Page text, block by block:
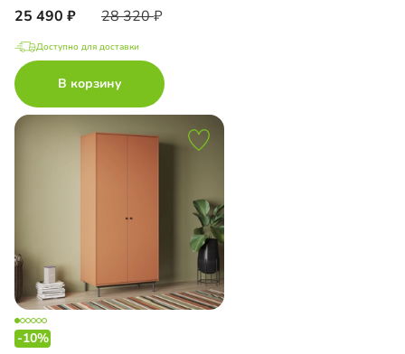
25 490 28 320
Доступно для доставки
В корзину
-10%